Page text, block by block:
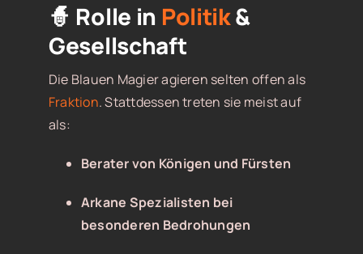
🧙 Rolle in Politik&
Gesellschaft
Die Blauen Magier agieren selten offen als
Fraktion. Stattdessen treten sie meist auf
als:
Berater von Königen und Fürsten
Arkane Spezialisten bei
besonderen Bedrohungen